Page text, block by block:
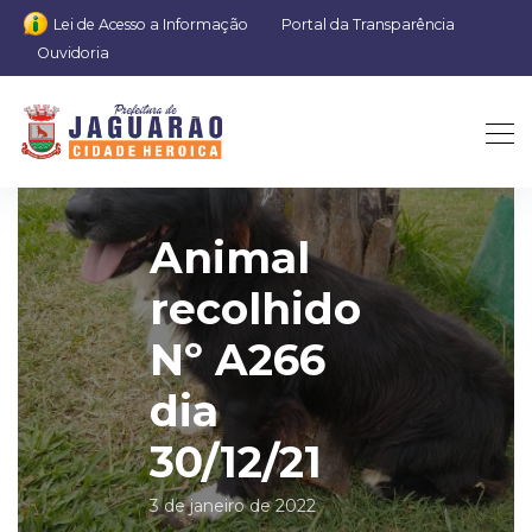
Lei de Acesso a Informação
Portal da Transparência
Ouvidoria
Animal
recolhido
Nº A266
dia
30/12/21
3 de janeiro de 2022